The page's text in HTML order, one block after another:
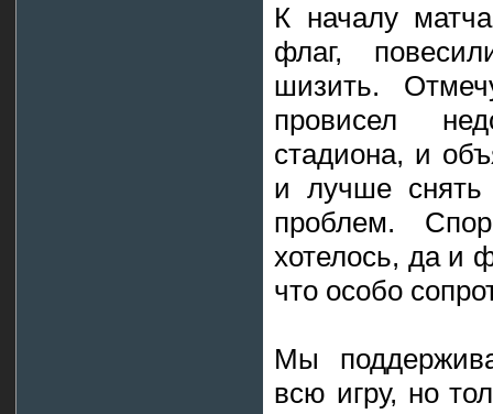
К началу
флаг,
шизить.
провисел
стадиона, и
и лучше
проблем.
хотелось, да и
что особо
Мы
всю игру, но